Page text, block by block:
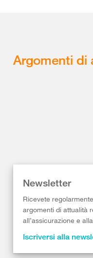
Argomenti di
Newsletter
Ricevete
argomenti di attualità
all’assicurazione e
Iscriversi alla